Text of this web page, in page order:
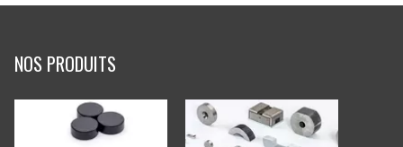
NOS PRODUITS